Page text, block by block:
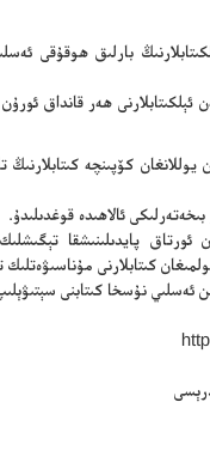
بارلىق ھوقۇقى
ئېلكىتابلارنى ھەر قانداق
يوللانغان كۆپىنچە
ئورتاق پايدىلىنىشقا
كىتابلارنى